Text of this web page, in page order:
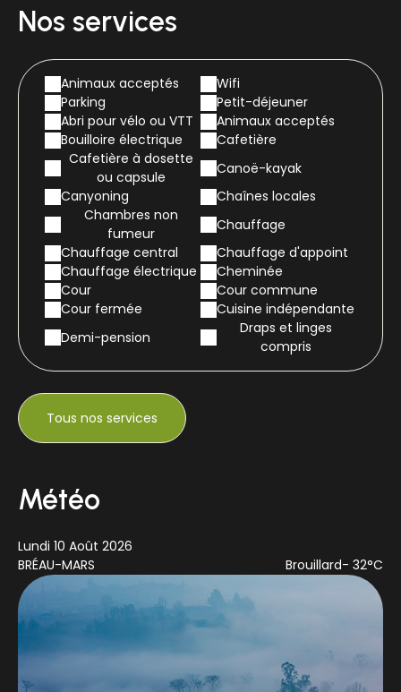
Nos services
Animaux acceptés
Wifi
Parking
Petit-déjeuner
Abri pour vélo ou VTT
Animaux acceptés
Bouilloire électrique
Cafetière
Cafetière à dosette
ou capsule
Canoë-kayak
Canyoning
Chaînes locales
Chambres non
fumeur
Chauffage
Chauffage central
Chauffage d'appoint
Chauffage électrique
Cheminée
Cour
Cour commune
Cour fermée
Cuisine indépendante
Demi-pension
Draps et linges
compris
Tous nos services
Météo
Lundi 10 Août 2026
BRÉAU-MARS
Brouillard- 32°C